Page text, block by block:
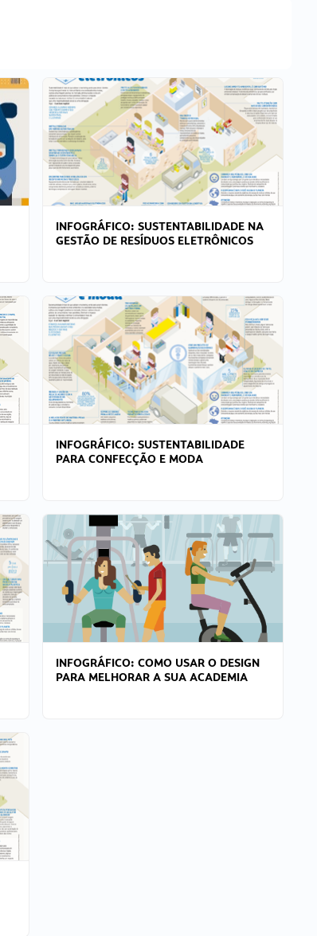
INFOGRÁFICO: SUSTENTABILIDADE NA
GESTÃO DE RESÍDUOS ELETRÔNICOS
INFOGRÁFICO: SUSTENTABILIDADE
PARA CONFECÇÃO E MODA
INFOGRÁFICO: COMO USAR O DESIGN
PARA MELHORAR A SUA ACADEMIA